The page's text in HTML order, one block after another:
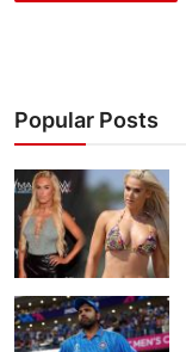
Popular Posts